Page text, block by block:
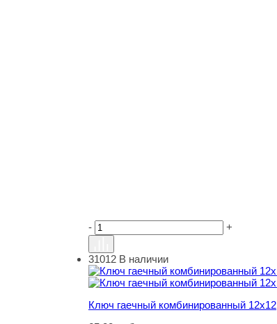
- +
Ключ гаечный комбинированный 12х12
31012 В наличии
Ключ гаечный комбинированный 12х12